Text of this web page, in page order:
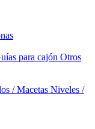
para cajón Otros
/ Macetas Niveles /